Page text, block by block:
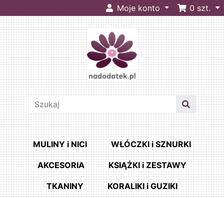
Moje konto 0 szt.
MULINY i NICI WŁÓCZKI i SZNURKI
AKCESORIA KSIĄŻKI i ZESTAWY
TKANINY KORALIKI i GUZIKI